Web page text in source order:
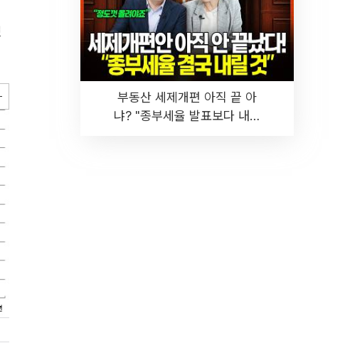
부동산 세제개편 아직 끝 아
냐? "종부세율 발표보다 내릴